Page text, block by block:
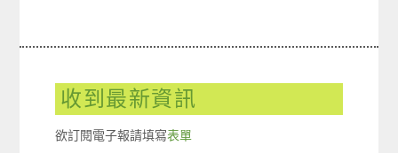
收到最新資訊
欲訂閱電子報請填寫表單